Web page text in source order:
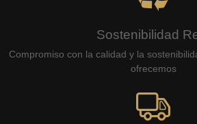
Sostenibilidad
Compromiso con la calidad y la
ofrecemos